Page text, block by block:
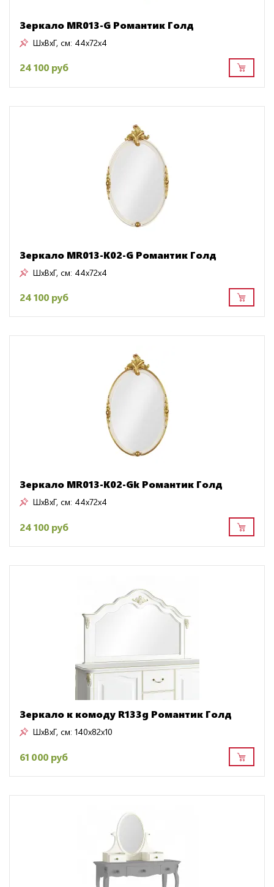
Зеркало MR013-G Романтик Голд
ШxВxГ, см: 44x72x4
24 100 руб
Зеркало MR013-K02-G Романтик Голд
ШxВxГ, см: 44x72x4
24 100 руб
Зеркало MR013-K02-Gk Романтик Голд
ШxВxГ, см: 44x72x4
24 100 руб
Зеркало к комоду R133g Романтик Голд
ШxВxГ, см: 140x82x10
61 000 руб